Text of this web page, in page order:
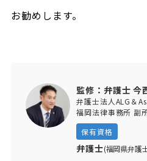
お勧めします。
監修：弁護士 今
弁護士法人ALG＆
福岡法律事務所 副
保有資格
弁護士(福岡県弁護